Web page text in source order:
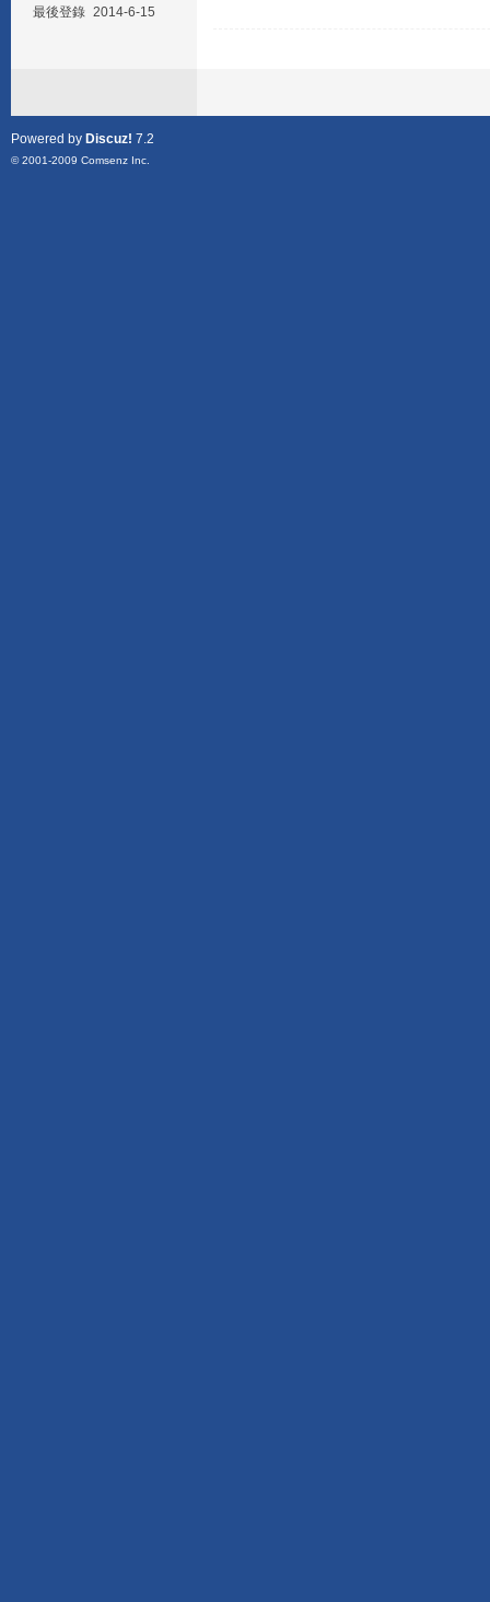
最後登錄 2014-6-15
Powered by Discuz! 7.2
© 2001-2009 Comsenz Inc.